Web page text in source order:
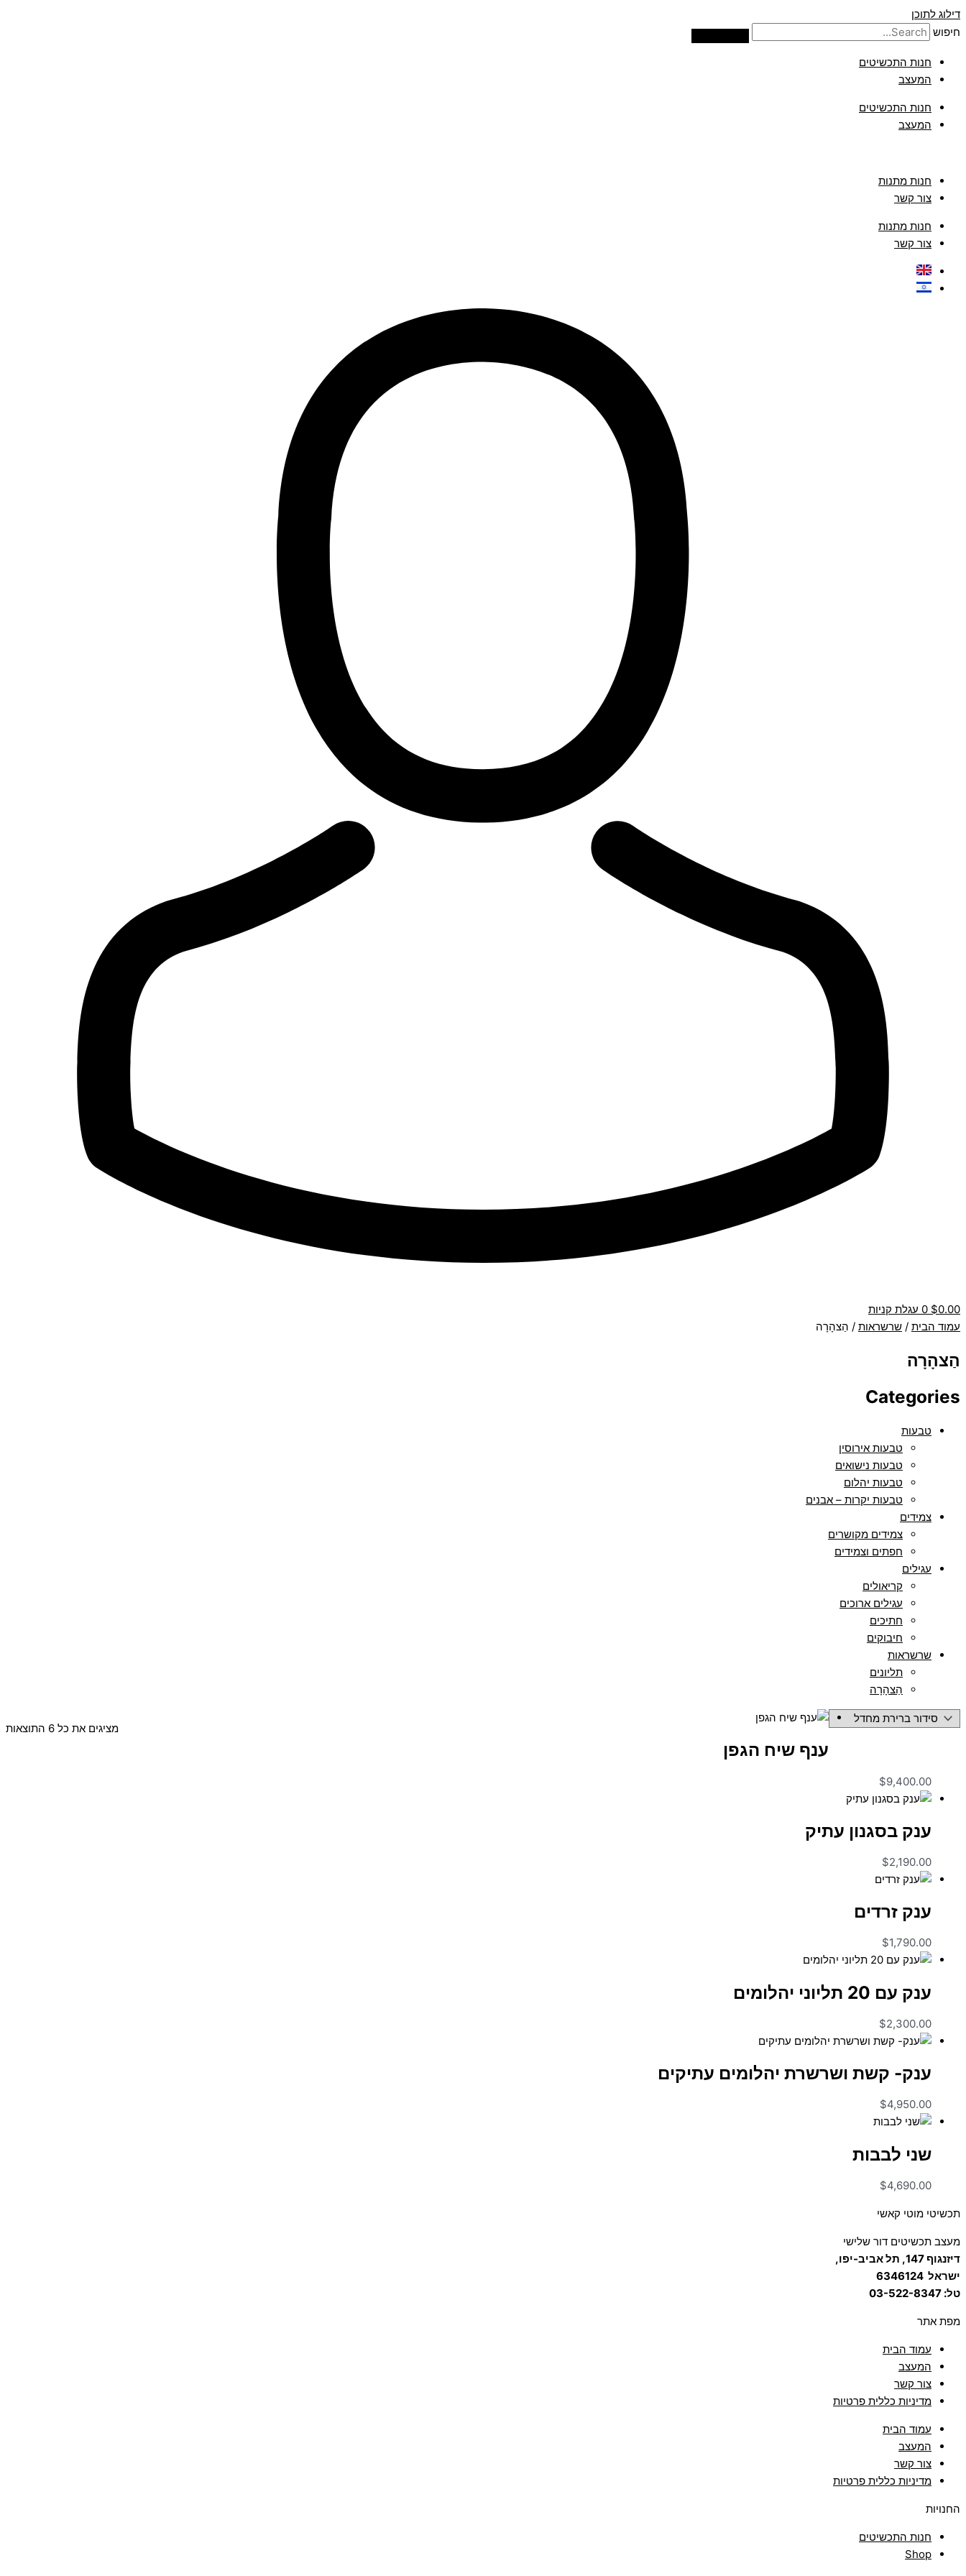
דילוג לתוכן
חיפוש
חנות התכשיטים
המעצב
חנות התכשיטים
המעצב
חנות מתנות
צור קשר
חנות מתנות
צור קשר
$0.00
0 עגלת קניות
עמוד הבית / שרשראות / הַצהָרָה
הַצהָרָה
Categories
טבעות
טבעות אירוסין
טבעות נישואים
טבעות יהלום
טבעות יקרות – אבנים
צמידים
צמידים מקושרים
חפתים וצמידים
עגילים
קריאולים
עגילים ארוכים
חתיכים
חיבוקים
שרשראות
תליונים
הַצהָרָה
מציגים את כל ⁦6⁩ התוצאות
ענף שיח הגפן
$9,400.00
ענק בסגנון עתיק
$2,190.00
ענק זרדים
$1,790.00
ענק עם 20 תליוני יהלומים
$2,300.00
ענק- קשת ושרשרת יהלומים עתיקים
$4,950.00
שני לבבות
$4,690.00
תכשיטי מוטי קאשי
מעצב תכשיטים דור שלישי
דיזנגוף 147, תל אביב-יפו,
ישראל 6346124
טל: 03-522-8347
מפת אתר
עמוד הבית
המעצב
צור קשר
מדיניות כללית פרטיות
עמוד הבית
המעצב
צור קשר
מדיניות כללית פרטיות
החנויות
חנות התכשיטים
Shop